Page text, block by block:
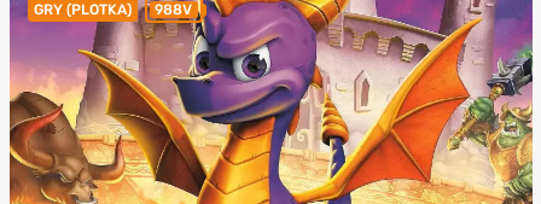
GRY (PLOTKA) 988V